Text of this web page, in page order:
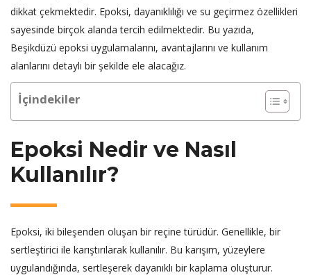
dikkat çekmektedir. Epoksi, dayanıklılığı ve su geçirmez özellikleri
sayesinde birçok alanda tercih edilmektedir. Bu yazıda,
Beşikdüzü epoksi uygulamalarını, avantajlarını ve kullanım
alanlarını detaylı bir şekilde ele alacağız.
İçindekiler
Epoksi Nedir ve Nasıl
Kullanılır?
Epoksi, iki bileşenden oluşan bir reçine türüdür. Genellikle, bir
sertleştirici ile karıştırılarak kullanılır. Bu karışım, yüzeylere
uygulandığında, sertleşerek dayanıklı bir kaplama oluşturur.